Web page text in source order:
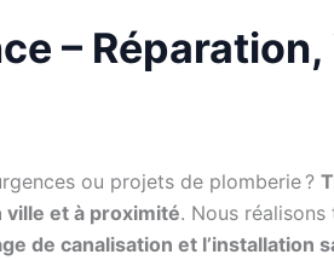
–
ou projets de plomberie ?
et à proximité. Nous
de canalisation et l’installation